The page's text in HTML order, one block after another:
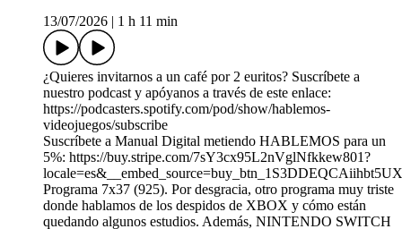
13/07/2026
1 h 11 min
¿Quieres invitarnos a un café por 2 euritos? Suscríbete a
nuestro podcast y apóyanos a través de este enlace:
https://podcasters.spotify.com/pod/show/hablemos-
videojuegos/subscribe
Suscríbete a Manual Digital metiendo HABLEMOS para un
5%: https://buy.stripe.com/7sY3cx95L2nVglNfkkew801?
Programa 7x37 (925). Por desgracia, otro programa muy triste
donde hablamos de los despidos de XBOX y cómo están
quedando algunos estudios. Además, NINTENDO SWITCH